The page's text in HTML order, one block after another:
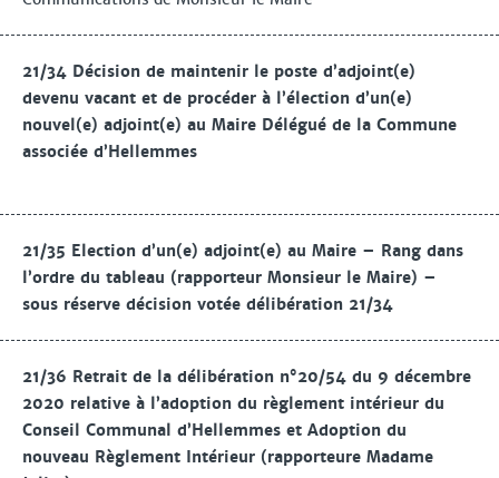
21/34 Décision de maintenir le poste d’adjoint(e)
devenu vacant et de procéder à l’élection d’un(e)
nouvel(e) adjoint(e) au Maire Délégué de la Commune
associée d’Hellemmes
21/35 Election d’un(e) adjoint(e) au Maire – Rang dans
l’ordre du tableau (rapporteur Monsieur le Maire) –
sous réserve décision votée délibération 21/34
21/36 Retrait de la délibération n°20/54 du 9 décembre
2020 relative à l’adoption du règlement intérieur du
Conseil Communal d’Hellemmes et Adoption du
nouveau Règlement Intérieur (rapporteure Madame